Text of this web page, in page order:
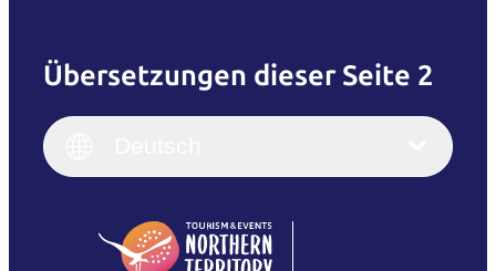
Übersetzungen dieser Seite 2
English
(Singapore)
Italiano